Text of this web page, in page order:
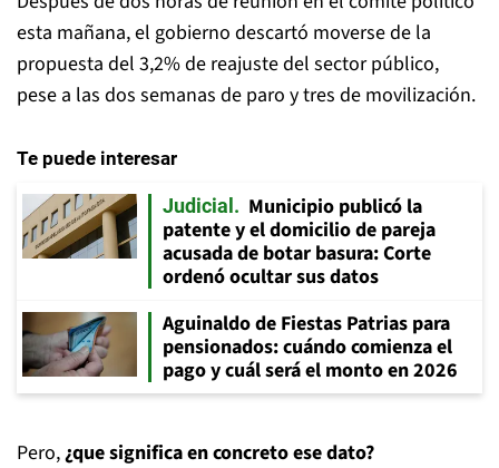
esta mañana, el gobierno descartó moverse de la
propuesta del 3,2% de reajuste del sector público,
pese a las dos semanas de paro y tres de movilización.
Te puede interesar
Judicial
Municipio publicó la
patente y el domicilio de pareja
acusada de botar basura: Corte
ordenó ocultar sus datos
Aguinaldo de Fiestas Patrias para
pensionados: cuándo comienza el
pago y cuál será el monto en 2026
Pero,¿que significa en concreto ese dato?